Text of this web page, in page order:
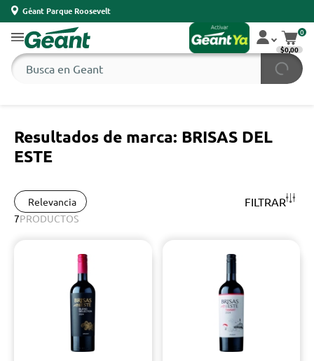
Géant Parque Roosevelt
0
$0,00
Resultados de marca: BRISAS DEL
ESTE
Relevancia FILTRAR
7PRODUCTOS